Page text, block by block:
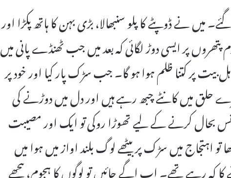
میں نے ڈوپٹے کا پلو سنبھالا، بڑی بہن کا ہاتھ پکڑا اور
پر ایسی دوڑ لگائی کہ بعد میں جب ٹھنڈے پانی میں
اہل بیت پر کتنا ظلم ہوا ہو گا۔ جب سڑک پار کیا اور خود پر
حلق میں کانٹے چبھ رہے ہیں اور دل میں دوڑنے کی
بحال کرنے کے لیے تھوڑا روکی تو ایک اور مصیبت
تو اہتجاج میں سڑک پر بیٹھے لوگ بلند اواز میں ہوا میں
کہ رہے تھے۔ اب اگے جائیں تو لوگوں کا ہجوم، پیچھے